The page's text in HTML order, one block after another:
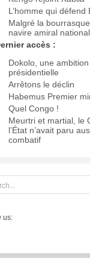
L’homme qui défend
Malgré la
navire amiral
accès :
Dokolo, une ambition
présidentielle
Arrêtons le déclin
Habemus Premier
Quel Congo !
Meurtri et martial, le
l’État n’avait paru
combatif
us: